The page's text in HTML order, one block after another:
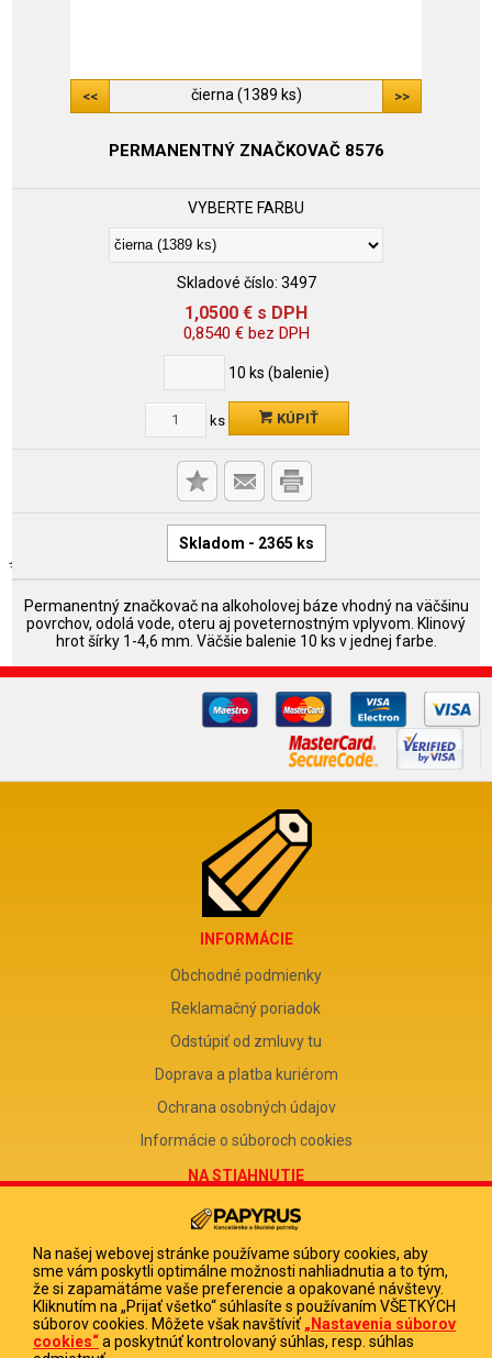
čierna (1389 ks)
PERMANENTNÝ ZNAČKOVAČ 8576
VYBERTE FARBU
Skladové číslo: 3497
1,0500 € s DPH
0,8540 €bez DPH
10 ks (balenie)
ks KÚPIŤ
Skladom - 2365 ks
Permanentný značkovač na alkoholovej báze vhodný na väčšinu
povrchov, odolá vode, oteru aj poveternostným vplyvom. Klinový
hrot šírky 1-4,6 mm. Väčšie balenie 10 ks v jednej farbe.
INFORMÁCIE
Obchodné podmienky
Reklamačný poriadok
Odstúpiť od zmluvy tu
Doprava a platba kuriérom
Ochrana osobných údajov
Informácie o súboroch cookies
NA STIAHNUTIE
Reklamačný formulár
Odstúpenie od zmluvy
Poučenie o odstúpení od zmluvy
FIRMA
PAPYRUS POPRAD, s.r.o.
Na našej webovej stránke používame súbory cookies, aby
sme vám poskytli optimálne možnosti nahliadnutia a to tým,
že si zapamätáme vaše preferencie a opakované návštevy.
Kliknutím na „Prijať všetko“ súhlasíte s používaním VŠETKÝCH
súborov cookies. Môžete však navštíviť „Nastavenia súborov
cookies“a poskytnúť kontrolovaný súhlas, resp. súhlas